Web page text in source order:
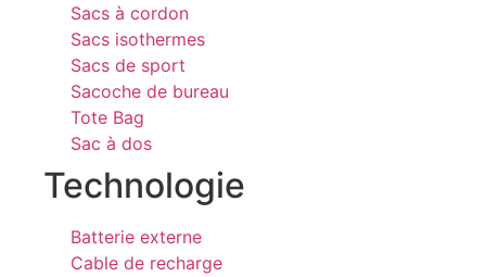
Sacs à cordon
Sacs isothermes
Sacs de sport
Sacoche de bureau
Tote Bag
Sac à dos
Technologie
Batterie externe
Cable de recharge